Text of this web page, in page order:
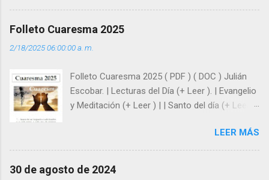
huellas, sin ser superhombres, podemos
siempre está pendiente de nosotros. Amar es
y protegidos por nosotros. “ Señor, soy un
árbol sin frutos, pero tú me das la savia para
que al menos mis ramas y hojas den sombra
super hombre? - ¿Superas tu fragilidad con la
gracia de Dios? Julián Escobar. | Lecturas del
Día (+ Leer ). | Evangelio y Meditación (+ Leer ) |
Folleto Cuaresma 2025
2/18/2025 06:00:00 a. m.
Folleto Cuaresma 2025 ( PDF ) ( DOC ) Julián
Escobar. | Lecturas del Día (+ Leer ). | Evangelio
y Meditación (+ Leer ) | | Santo del día (+ Leer )
LEER MÁS
30 de agosto de 2024